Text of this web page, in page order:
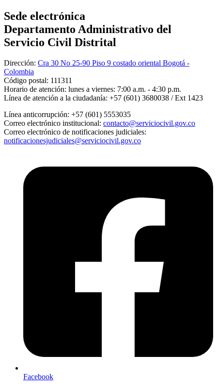
Sede electrónica
Departamento Administrativo del
Servicio Civil Distrital
Dirección: Cra 30 No 25-90 Piso 9 costado oriental Bogotá -
Colombia
Código postal: 111311
Horario de atención: lunes a viernes: 7:00 a.m. - 4:30 p.m.
Línea de atención a la ciudadanía: +57 (601) 3680038 / Ext 1423
Línea anticorrupción: +57 (601) 5553035
Correo electrónico institucional: contacto@serviciocivil.gov.co
Correo electrónico de notificaciones judiciales:
notificacionesjudiciales@serviciocivil.gov.co
Facebook